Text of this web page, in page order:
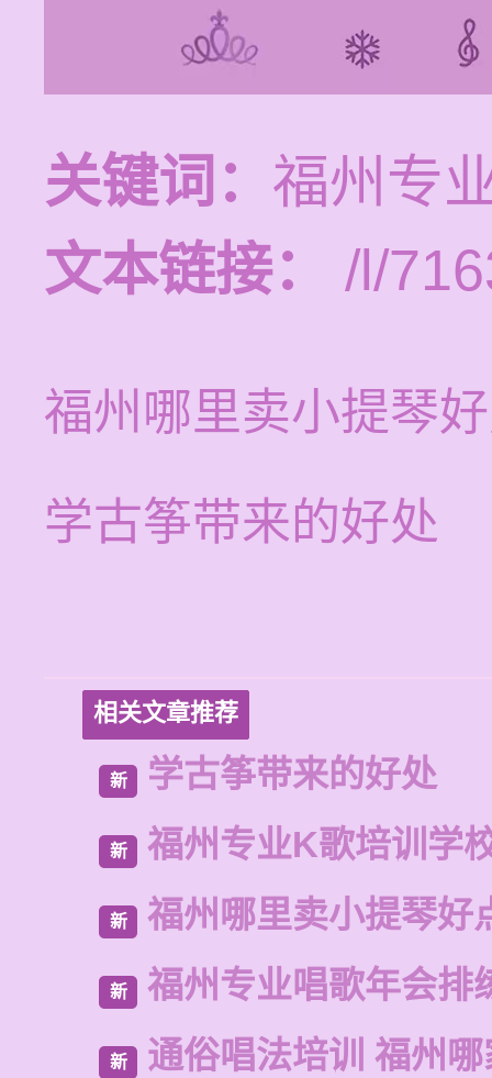
关键词： 福州专
文本链接：
/l/
福州哪里卖小提琴
学古筝带来的好处
相关文章推荐
新 学古筝带来的好处
新 福州专业K歌培训学
新 福州哪里卖小提琴好
新 福州专业唱歌年会排
新 通俗唱法培训 福州